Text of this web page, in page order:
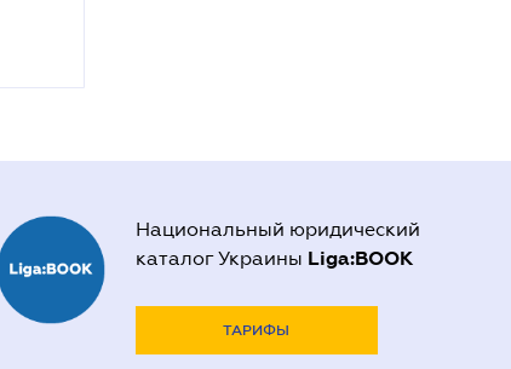
Национальный юридический
каталог Украины Liga:BOOK
ТАРИФЫ